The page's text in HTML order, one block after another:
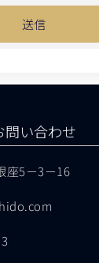
送信
問い合わせ
座5－3－16